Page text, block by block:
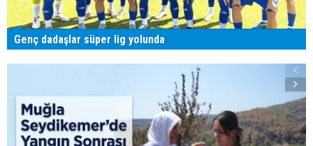
Genç dadaşlar süper lig yolunda